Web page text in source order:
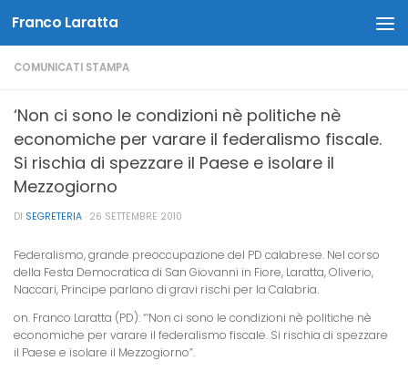
Salta al contenuto
Franco Laratta
COMUNICATI STAMPA
‘Non ci sono le condizioni nè politiche nè
economiche per varare il federalismo fiscale.
Si rischia di spezzare il Paese e isolare il
Mezzogiorno
DI SEGRETERIA · 26 SETTEMBRE 2010
Federalismo, grande preoccupazione del PD calabrese. Nel corso
della Festa Democratica di San Giovanni in Fiore, Laratta, Oliverio,
Naccari, Principe parlano di gravi rischi per la Calabria.
on. Franco Laratta (PD): “‘Non ci sono le condizioni nè politiche nè
economiche per varare il federalismo fiscale. Si rischia di spezzare
il Paese e isolare il Mezzogiorno”.